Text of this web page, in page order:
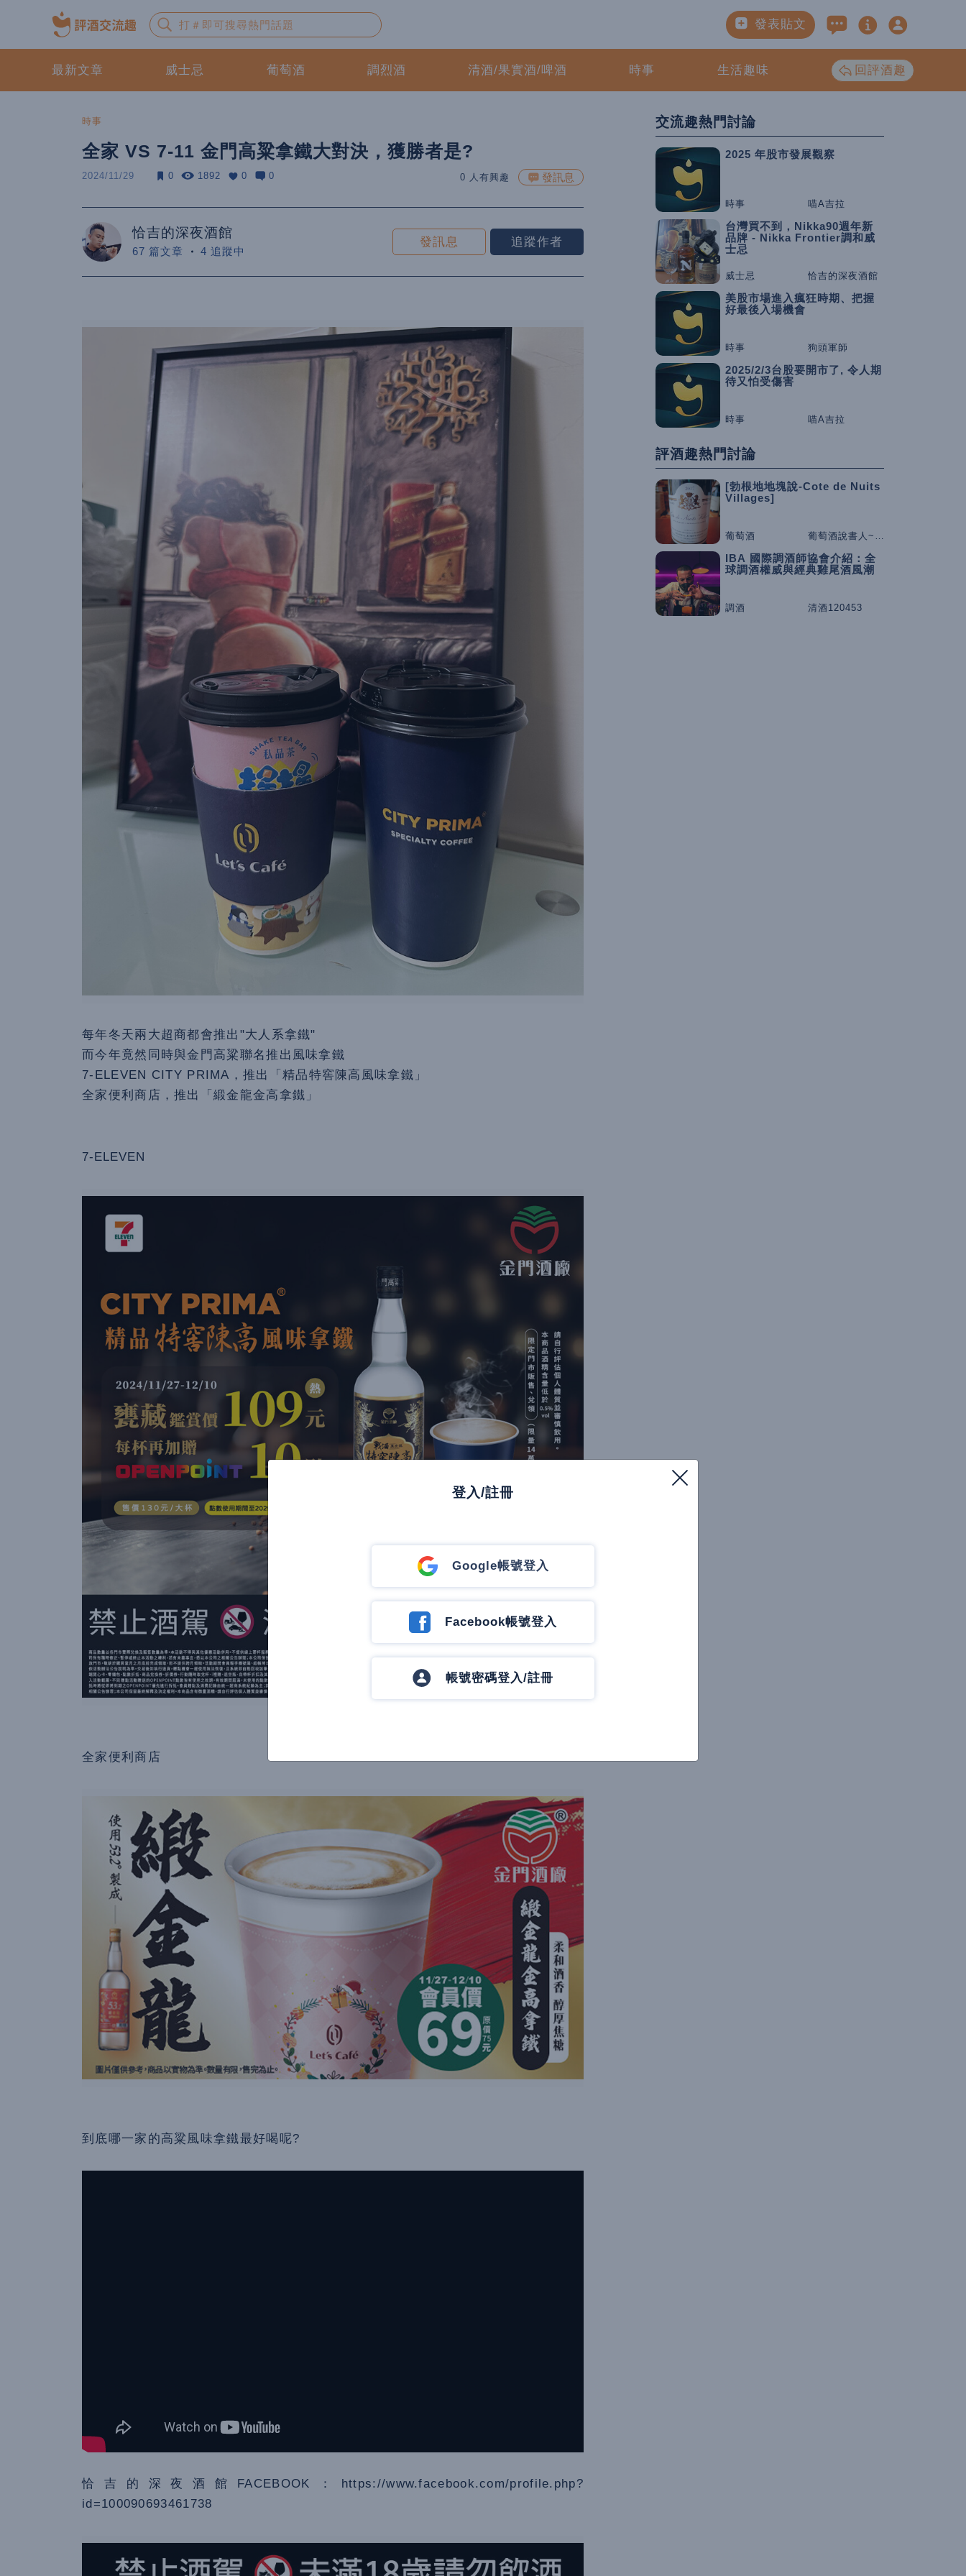
發表貼文
最新文章 威士忌 葡萄酒 調烈酒 清酒/果實酒/啤酒 時事 生活趣味 回評酒趣
時事
全家 VS 7-11 金門高粱拿鐵大對決，獲勝者是?
2024/11/29 0 1892 0 0 0 人有興趣 發訊息
恰吉的深夜酒館
67 篇文章 4 追蹤中
發訊息 追蹤作者
每年冬天兩大超商都會推出"大人系拿鐵"
而今年竟然同時與金門高粱聯名推出風味拿鐵
7-ELEVEN CITY PRIMA，推出「精品特窖陳高風味拿鐵」
全家便利商店，推出「緞金龍金高拿鐵」
7-ELEVEN
全家便利商店
到底哪一家的高粱風味拿鐵最好喝呢?
恰吉的深夜酒館FACEBOOK：https://www.facebook.com/profile.php?
id=100090693461738
交流趣熱門討論
2025 年股市發展觀察
時事 喵A吉拉
台灣買不到，Nikka90週年新
品牌 - Nikka Frontier調和威
士忌
威士忌 恰吉的深夜酒館
美股市場進入瘋狂時期、把握
好最後入場機會
時事 狗頭軍師
2025/2/3台股要開市了, 令人期
待又怕受傷害
時事 喵A吉拉
評酒趣熱門討論
[勃根地地塊說-Cote de Nuits
Villages]
葡萄酒 葡萄酒說書人~咕嚕桑
IBA 國際調酒師協會介紹：全
球調酒權威與經典雞尾酒風潮
調酒 清酒120453
登入/註冊
Google帳號登入
Facebook帳號登入
帳號密碼登入/註冊